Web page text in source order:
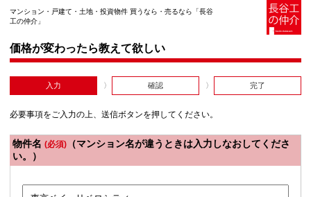
マンション・戸建て・土地・投資物件 買うなら・売るなら「長谷
工の仲介」
価格が変わったら教えて欲しい
入力 確認 完了
必要事項をご入力の上、送信ボタンを押してください。
物件名 (必須) （マンション名が違うときは入力しなおしてくださ
い。）